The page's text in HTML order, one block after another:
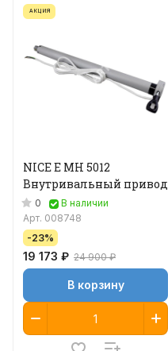
АКЦИЯ
NICE E MH 5012
Внутривальный привод
0
В наличии
Арт. 008748
-23%
19 173 ₽ 24 900 ₽
В корзину